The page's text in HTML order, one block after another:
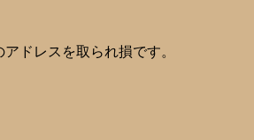
ドレスを取られ損です。